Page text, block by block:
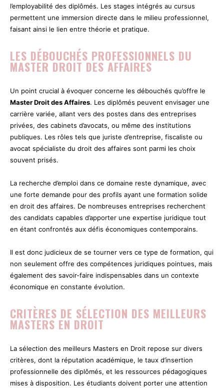
l’employabilité des diplômés. Les stages intégrés au cursus
permettent une immersion directe dans le milieu professionnel,
faisant ainsi le lien entre théorie et pratique.
LES DÉBOUCHÉS PROFESSIONNELS DU
MASTER DROIT DES AFFAIRES
Un point crucial à évoquer concerne les débouchés qu’offre le
Master Droit des Affaires. Les diplômés peuvent envisager une
carrière variée, allant vers des postes dans des entreprises
privées, des cabinets d’avocats, ou même des institutions
publiques. Les rôles tels que juriste d’entreprise, fiscaliste ou
avocat spécialiste du droit des affaires sont parmi les choix
souvent prisés.
La recherche d’emploi dans ce domaine reste dynamique, avec
une forte demande pour des profils ayant une formation solide
en droit des affaires. De nombreuses entreprises recherchent
des candidats capables d’apporter une expertise juridique tout
en étant confrontés aux défis économiques contemporains.
Il est donc judicieux de se tourner vers ce type de formation, qui
non seulement offre des compétences juridiques pointues, mais
également des savoir-faire indispensables dans un contexte
économique en constante évolution.
CRITÈRES DE SÉLECTION DES MEILLEURS
MASTERS EN DROIT
La sélection des meilleurs Masters en Droit repose sur divers
critères, dont la réputation académique, le taux d’insertion
professionnelle des diplômés, et les ressources pédagogiques
mises à disposition. Les étudiants doivent porter une attention